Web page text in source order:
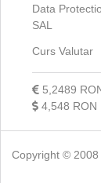
Data
SAL
Curs Valutar
5,2489
4,548 RON
Copyright © 2008